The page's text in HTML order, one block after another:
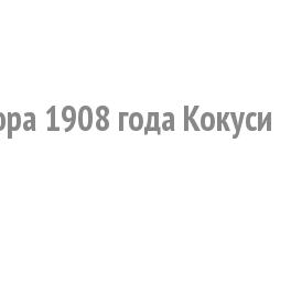
1908 года Кокуси